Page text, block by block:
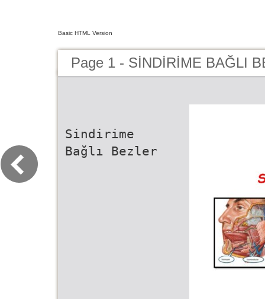
Basic HTML Version
Page 1 - SİNDİRİME BAĞLI
Sindirime
Bağlı Bezler